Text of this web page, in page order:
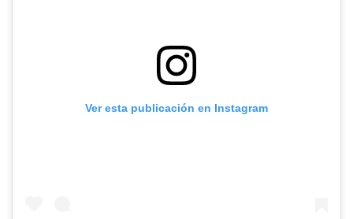
Ver esta publicación en Instagram